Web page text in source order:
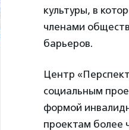
культуры, в
членами
барьеров.
Центр
социальным
формой
проектам более